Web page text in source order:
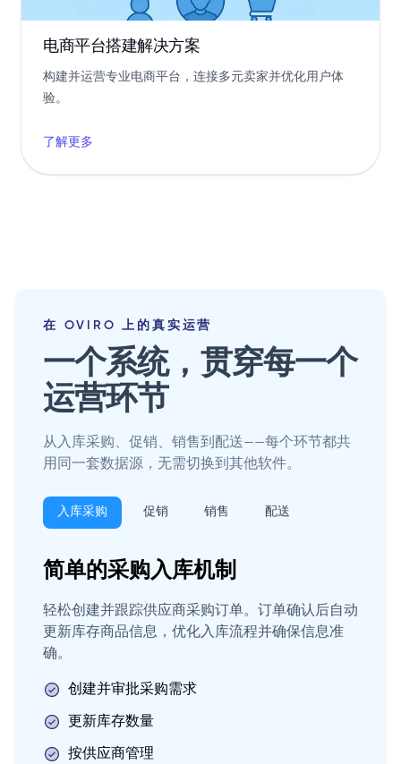
电商平台搭建解决方案
构建并运营专业电商平台，连接多元卖家并优化用户体
验。
了解更多
在 OVIRO 上的真实运营
一个系统，贯穿每一个
运营环节
从入库采购、促销、销售到配送——每个环节都共
用同一套数据源，无需切换到其他软件。
入库采购 促销 销售 配送
简单的采购入库机制
轻松创建并跟踪供应商采购订单。订单确认后自动
更新库存商品信息，优化入库流程并确保信息准
确。
创建并审批采购需求
更新库存数量
按供应商管理